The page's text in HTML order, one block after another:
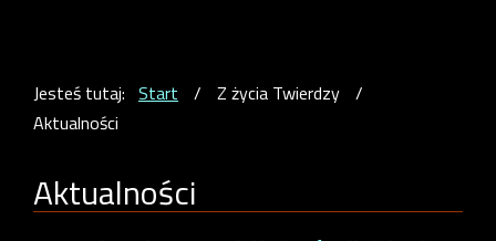
Jesteś tutaj: Start / Z życia Twierdzy /
Aktualności
Aktualności